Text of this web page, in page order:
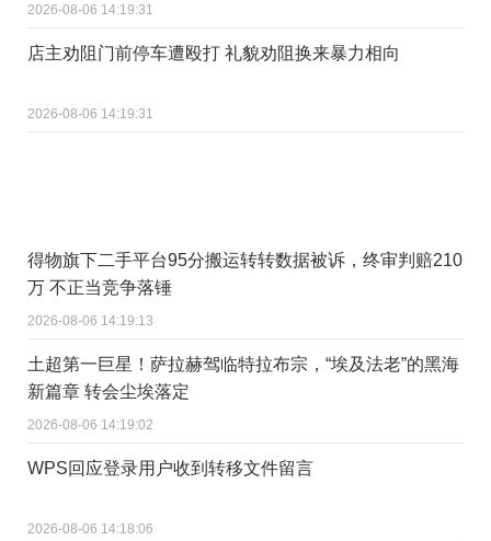
2026-08-06 14:19:31
店主劝阻门前停车遭殴打 礼貌劝阻换来暴力相向
2026-08-06 14:19:31
得物旗下二手平台95分搬运转转数据被诉，终审判赔210
万 不正当竞争落锤
2026-08-06 14:19:13
土超第一巨星！萨拉赫驾临特拉布宗，“埃及法老”的黑海
新篇章 转会尘埃落定
2026-08-06 14:19:02
WPS回应登录用户收到转移文件留言
2026-08-06 14:18:06